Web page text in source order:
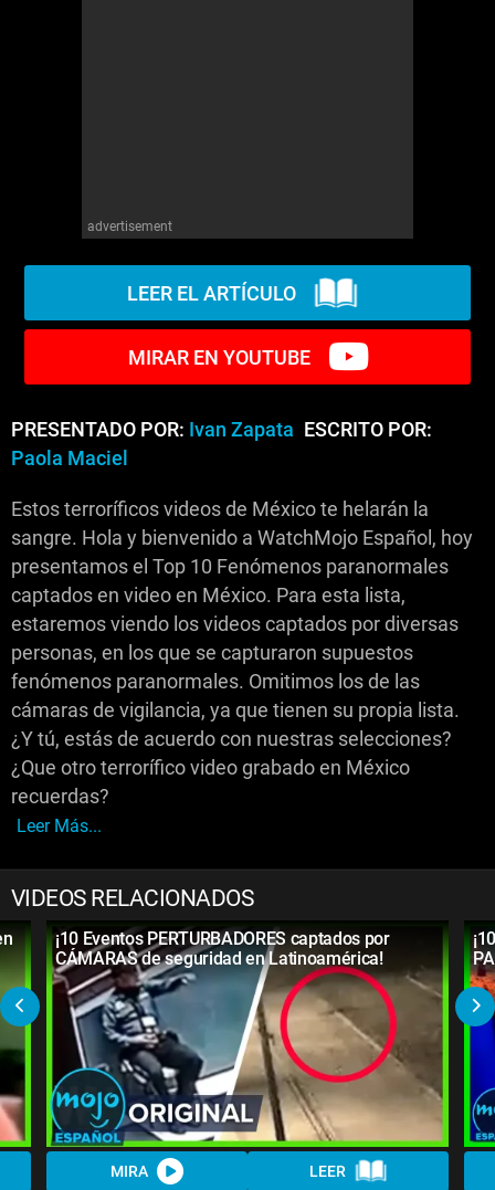
advertisement
LEER EL ARTÍCULO
MIRAR EN YOUTUBE
PRESENTADO POR: Ivan Zapata
ESCRITO POR:
Paola Maciel
Estos terroríficos videos de México te helarán la
sangre. Hola y bienvenido a WatchMojo Español, hoy
presentamos el Top 10 Fenómenos paranormales
captados en video en México. Para esta lista,
estaremos viendo los videos captados por diversas
personas, en los que se capturaron supuestos
fenómenos paranormales. Omitimos los de las
cámaras de vigilancia, ya que tienen su propia lista.
¿Y tú, estás de acuerdo con nuestras selecciones?
¿Que otro terrorífico video grabado en México
recuerdas?
Leer Más...
VIDEOS RELACIONADOS
¡10 Eventos PERTURBADORES captados por
CÁMARAS de seguridad en Latinoamérica!
MIRA LEER